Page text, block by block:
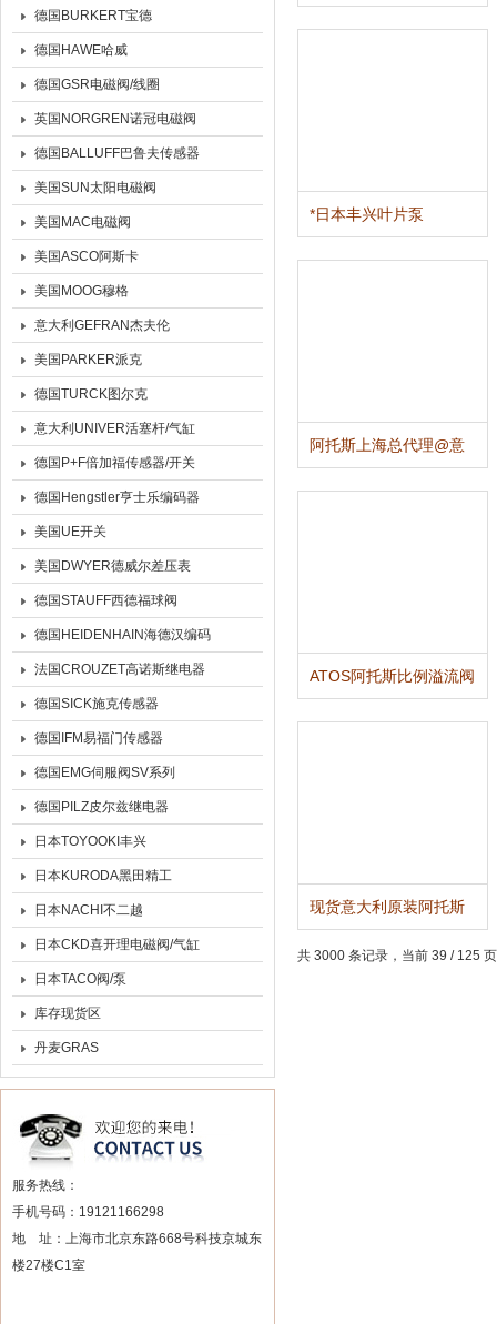
德国BURKERT宝德
德国HAWE哈威
德国GSR电磁阀/线圈
英国NORGREN诺冠电磁阀
德国BALLUFF巴鲁夫传感器
美国SUN太阳电磁阀
美国MAC电磁阀
美国ASCO阿斯卡
美国MOOG穆格
意大利GEFRAN杰夫伦
美国PARKER派克
德国TURCK图尔克
意大利UNIVER活塞杆/气缸
德国P+F倍加福传感器/开关
德国Hengstler亨士乐编码器
美国UE开关
美国DWYER德威尔差压表
德国STAUFF西德福球阀
德国HEIDENHAIN海德汉编码
器
法国CROUZET高诺斯继电器
德国SICK施克传感器
德国IFM易福门传感器
德国EMG伺服阀SV系列
德国PILZ皮尔兹继电器
日本TOYOOKI丰兴
日本KURODA黑田精工
日本NACHI不二越
日本CKD喜开理电磁阀/气缸
日本TACO阀/泵
库存现货区
丹麦GRAS
服务热线：
手机号码：19121166298
地 址：上海市北京东路668号科技京城东
楼27楼C1室
利ATOS叠加式单向阀
*日本丰兴叶片泵
TOYOOKI柱塞泵
阿托斯上海总代理@意
大利ATOS叶片泵工作原
理
ATOS阿托斯比例溢流阀
100%意大利原装
现货意大利原装阿托斯
直动式电磁阀
共 3000 条记录，当前 39 / 125